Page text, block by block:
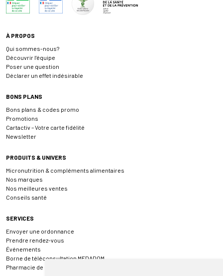
À PROPOS
Qui sommes-nous?
Découvrir l’équipe
Poser une question
Déclarer un effet indésirable
BONS PLANS
Bons plans & codes promo
Promotions
Cartactiv – Votre carte fidélité
Newsletter
PRODUITS & UNIVERS
Micronutrition & compléments alimentaires
Nos marques
Nos meilleures ventes
Conseils santé
SERVICES
Envoyer une ordonnance
Prendre rendez-vous
Événements
Borne de téléconsultation MEDADOM
Pharmacie de garde